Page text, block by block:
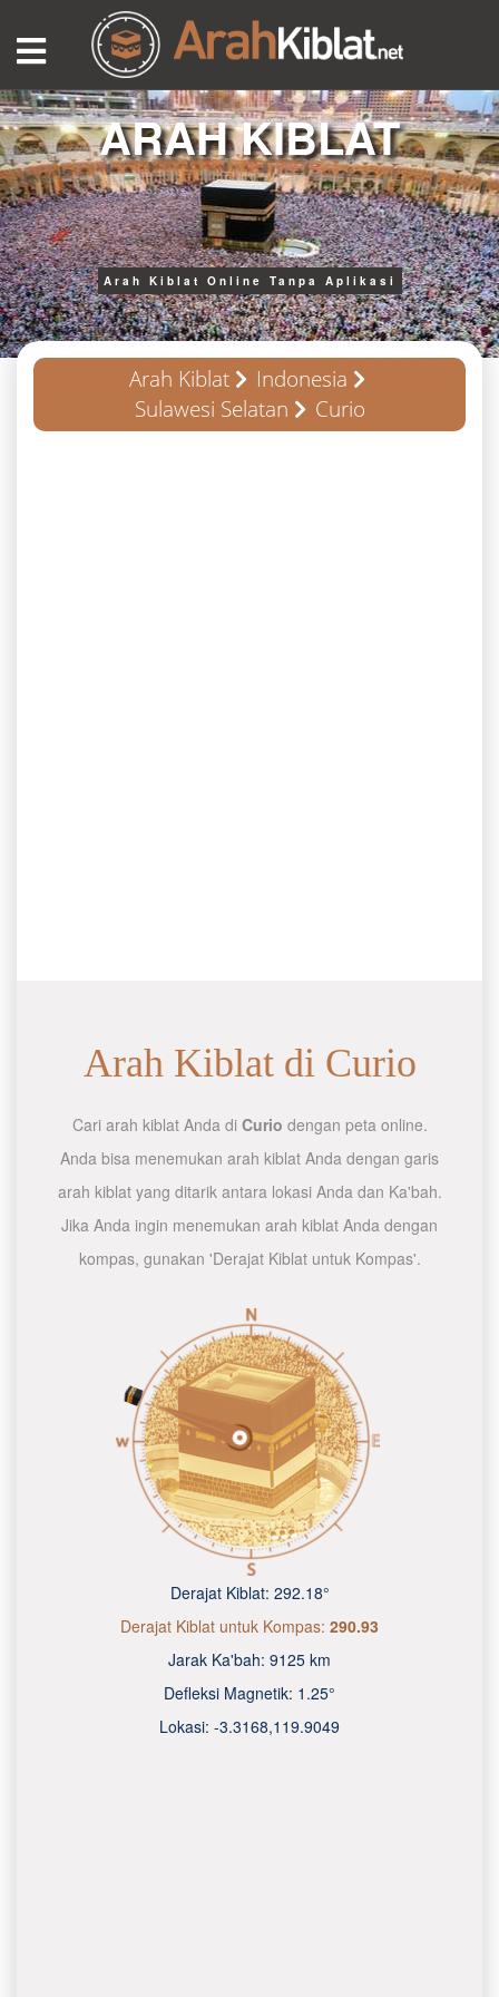
ARAH KIBLAT
Arah Kiblat Online Tanpa Aplikasi
Arah Kiblat
Indonesia
Sulawesi Selatan
Curio
Arah Kiblat di Curio
Cari arah kiblat Anda di Curio dengan peta online.
Anda bisa menemukan arah kiblat Anda dengan garis
arah kiblat yang ditarik antara lokasi Anda dan Ka'bah.
Jika Anda ingin menemukan arah kiblat Anda dengan
kompas, gunakan 'Derajat Kiblat untuk Kompas'.
Derajat Kiblat: 292.18°
Derajat Kiblat untuk Kompas: 290.93
Jarak Ka'bah: 9125 km
Defleksi Magnetik: 1.25°
Lokasi: -3.3168,119.9050